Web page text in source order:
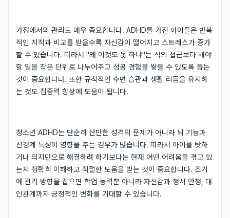
가정에서의 관리도 매우 중요합니다. ADHD를 가진 아이들은 반복
적인 지적과 비교를 받을수록 자신감이 떨어지고 스트레스가 증가
할 수 있습니다. 따라서 "왜 이것도 못 하냐"는 식의 접근보다 해야
할 일을 작은 단위로 나누어주고 성공 경험을 쌓을 수 있도록 돕는
것이 중요합니다. 또한 규칙적인 수면 습관과 생활 리듬을 유지하
는 것도 집중력 향상에 도움이 됩니다.
청소년 ADHD는 단순히 산만한 성격의 문제가 아니라 뇌 기능과
신경계 특성이 영향을 주는 경우가 많습니다. 따라서 아이를 탓하
거나 의지만으로 해결하려 하기보다는 현재 어떤 어려움을 겪고 있
는지 정확히 이해하고 적절한 도움을 받는 것이 중요합니다. 조기
에 관리 방향을 잡으면 학업 능력뿐 아니라 자신감과 정서 안정, 대
인관계까지 긍정적인 변화를 기대할 수 있습니다.